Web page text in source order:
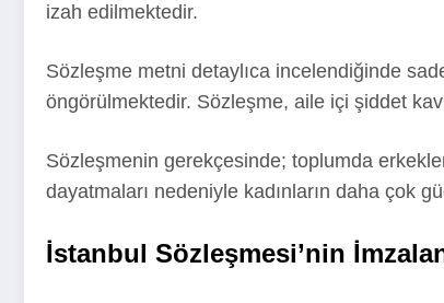
izah edilmektedir.
Sözleşme metni detaylıca incelendiğinde
öngörülmektedir. Sözleşme, aile içi şiddet
Sözleşmenin gerekçesinde; toplumda
dayatmaları nedeniyle kadınların daha çok
İstanbul Sözleşmesi’nin